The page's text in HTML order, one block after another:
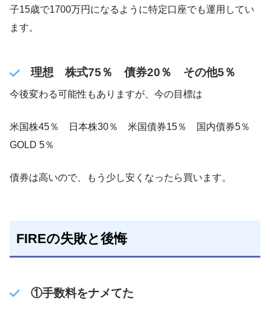
子15歳で1700万円になるように特定口座でも運用してい
ます。
理想 株式75％ 債券20％ その他5％
今後変わる可能性もありますが、今の目標は
米国株45％ 日本株30％ 米国債券15％ 国内債券5％
GOLD 5％
債券は高いので、もう少し安くなったら買います。
FIREの失敗と後悔
①手数料をナメてた